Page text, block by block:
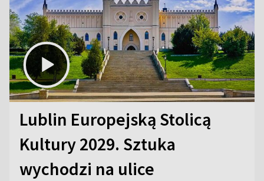
Lublin Europejską Stolicą
Kultury 2029. Sztuka
wychodzi na ulice